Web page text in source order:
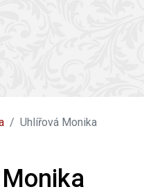
Uhlířová Monika